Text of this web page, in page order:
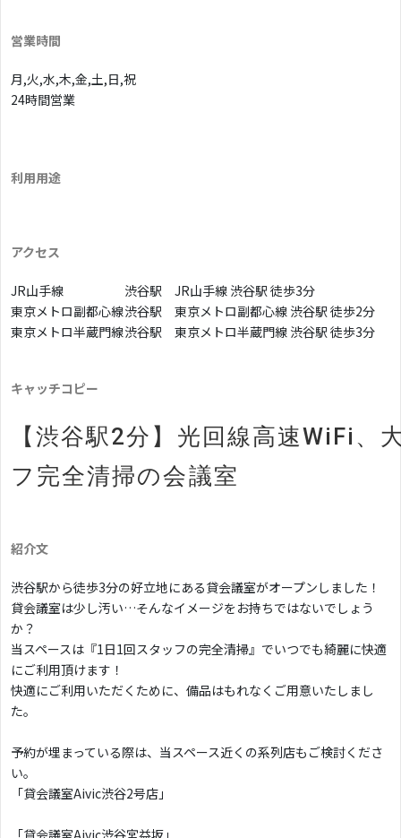
営業時間
月,火,水,木,金,土,日,祝
24時間営業
利用用途
アクセス
JR山手線
渋谷駅 JR山手線 渋谷駅 徒歩3分
東京メトロ副都心線渋谷駅 東京メトロ副都心線 渋谷駅 徒歩2分
東京メトロ半蔵門線渋谷駅 東京メトロ半蔵門線 渋谷駅 徒歩3分
キャッチコピー
【渋谷駅2分】光回線高速WiFi
フ完全清掃の会議室
紹介文
渋谷駅から徒歩3分の好立地にある貸会議室がオープンしました！
貸会議室は少し汚い…そんなイメージをお持ちではないでしょう
か？
当スペースは『1日1回スタッフの完全清掃』でいつでも綺麗に快適
にご利用頂けます！
快適にご利用いただくために、備品はもれなくご用意いたしまし
た。
予約が埋まっている際は、当スペース近くの系列店もご検討くださ
い。
「貸会議室Aivic渋谷2号店」
「貸会議室Aivic渋谷宮益坂」